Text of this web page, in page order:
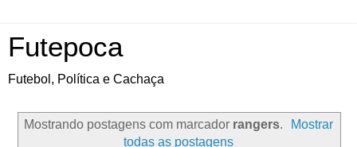
Futepoca
Futebol, Política e Cachaça
Mostrando postagens com marcador rangers.
Mostrar
todas as postagens